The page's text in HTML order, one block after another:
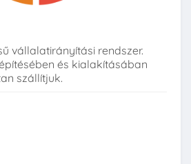
vállalatirányítási rendszer.
és kialakításában
szállítjuk.